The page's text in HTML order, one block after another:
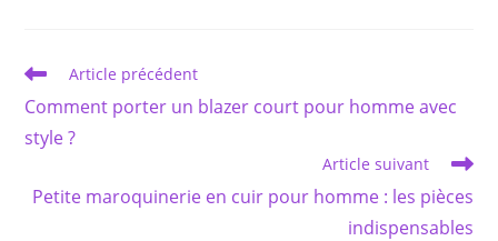
Read
articles
Article précédent
Comment porter un blazer court pour homme avec
style ?
Article suivant
Petite maroquinerie en cuir pour homme : les pièces
indispensables